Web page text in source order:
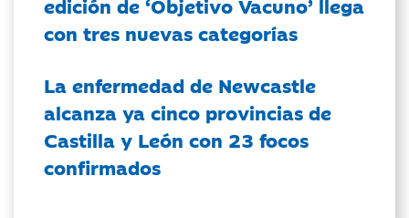
edición de ‘Objetivo Vacuno’ llega
con tres nuevas categorías
La enfermedad de Newcastle
alcanza ya cinco provincias de
Castilla y León con 23 focos
confirmados